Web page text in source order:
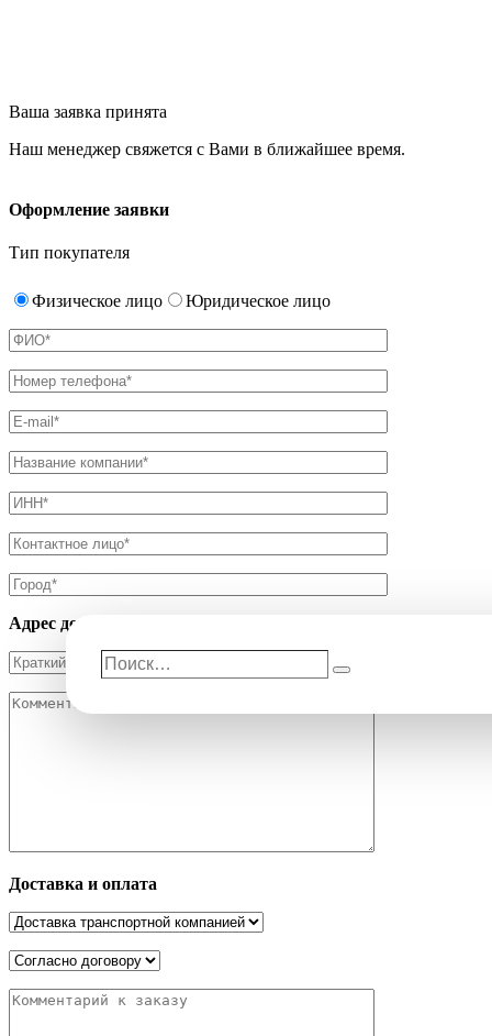
Ваша заявка принята
Наш менеджер свяжется с Вами в ближайшее время.
Оформление заявки
Тип покупателя
Физическое лицо Юридическое лицо
Адрес доставки
Доставка и оплата
Поиск…
Поиск